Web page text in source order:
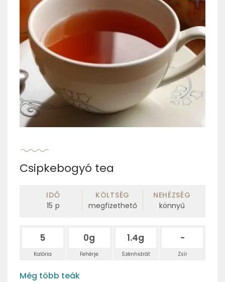
Csipkebogyó tea
IDŐ
15 p
KÖLTSÉG
megfizethető
NEHÉZSÉG
könnyű
5
Kalória
0g
Fehérje
1.4g
Szénhidrát
-
Zsír
Még több teák